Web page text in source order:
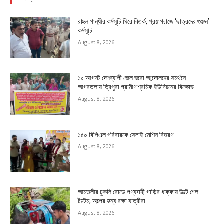
রাহুল গান্ধীর কর্মসূচি ঘিরে বিতর্ক, প্রয়াগরাজে ‘ছাত্রদের গুঞ্জন’
কর্মসূচি
August 8, 2026
১০ আগস্ট দেশব্যাপী জেল ভরো আন্দোলনের সমর্থনে
আগরতলায় ত্রিপুরা গ্রামীণ শ্রমিক ইউনিয়নের বিক্ষোভ
August 8, 2026
১৫০ বিপিএল পরিবারকে সেলাই মেশিন বিতরণ
August 8, 2026
আমতলীর ঢুকলি রোডে পণ্যবাহী গাড়ির ধাক্কায় উল্টে গেল
টমটম, অল্পের জন্য রক্ষা যাত্রীরা
August 8, 2026